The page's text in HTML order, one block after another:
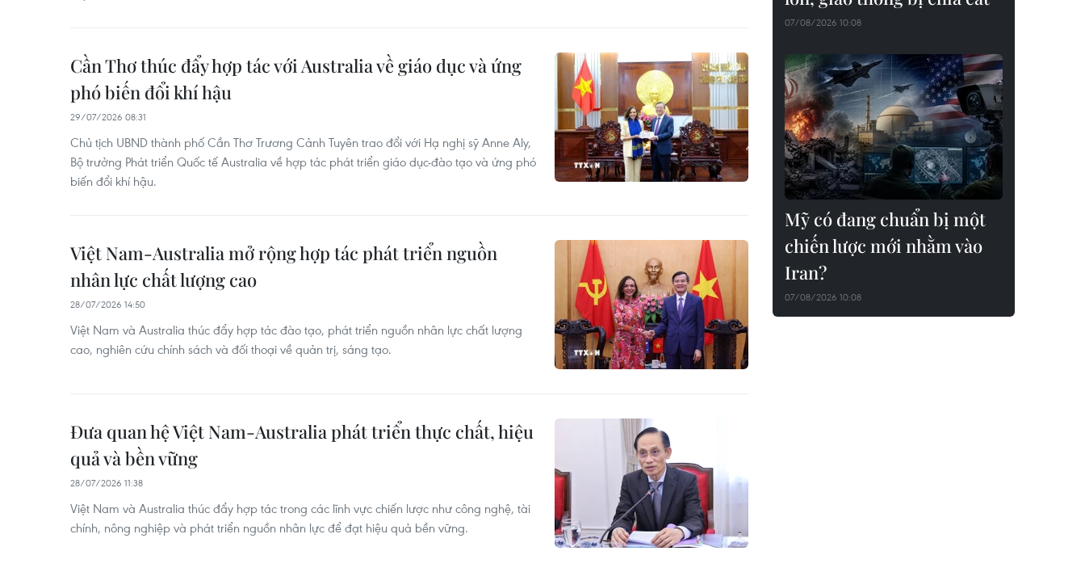
Cần Thơ thúc đẩy hợp tác với Australia về giáo dục và ứng
phó biến đổi khí hậu
29/07/2026 08:31
Chủ tịch UBND thành phố Cần Thơ Trương Cảnh Tuyên trao đổi với Hạ nghị sỹ Anne Aly,
Bộ trưởng Phát triển Quốc tế Australia về hợp tác phát triển giáo dục-đào tạo và ứng phó
biến đổi khí hậu.
Việt Nam-Australia mở rộng hợp tác phát triển nguồn
nhân lực chất lượng cao
28/07/2026 14:50
Việt Nam và Australia thúc đẩy hợp tác đào tạo, phát triển nguồn nhân lực chất lượng
cao, nghiên cứu chính sách và đối thoại về quản trị, sáng tạo.
Đưa quan hệ Việt Nam-Australia phát triển thực chất, hiệu
quả và bền vững
28/07/2026 11:38
Việt Nam và Australia thúc đẩy hợp tác trong các lĩnh vực chiến lược như công nghệ, tài
chính, nông nghiệp và phát triển nguồn nhân lực để đạt hiệu quả bền vững.
07/08/2026 10:08
Mỹ có đang chuẩn bị một
chiến lược mới nhằm vào
Iran?
07/08/2026 10:08